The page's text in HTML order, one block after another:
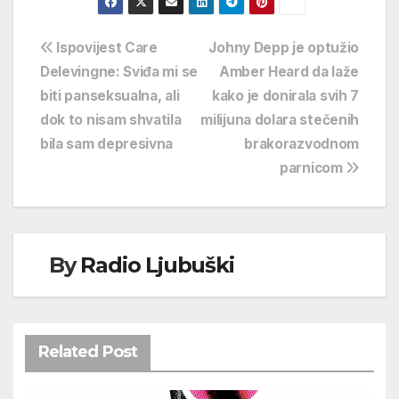
Navigacija
objava
Johny Depp je optužio
Amber Heard da laže
kako je donirala svih 7
milijuna dolara stečenih
brakorazvodnom
parnicom
Ispovijest Care
Delevingne: Sviđa mi se
biti panseksualna, ali
dok to nisam shvatila
bila sam depresivna
ByRadio Ljubuški
Related Post